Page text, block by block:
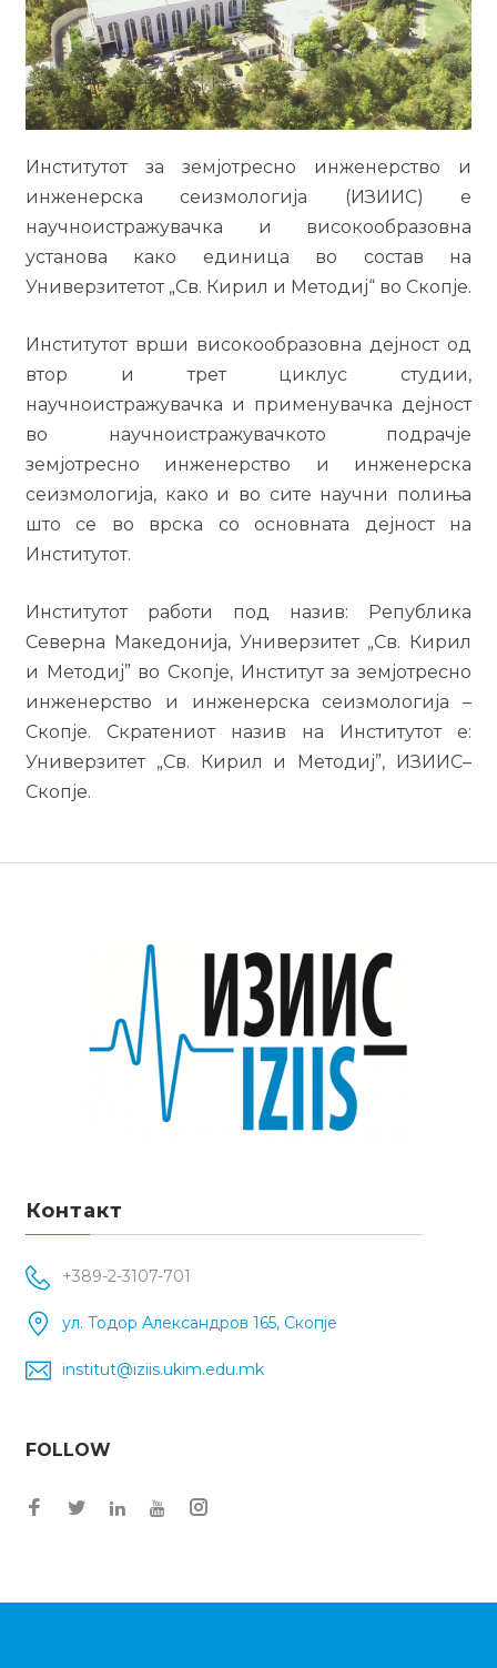
Институтот за земјотресно инженерство и
инженерска сеизмологија (ИЗИИС) е
научноистражувачка и високообразовна
установа како единица во состав на
Универзитетот „Св. Кирил и Методиј“ во Скопје.
Институтот врши високообразовна дејност од
втор и трет циклус студии,
научноистражувачка и применувачка дејност
во научноистражувачкото подрачје
земјотресно инженерство и инженерска
сеизмологија, како и во сите научни полиња
што се во врска со основната дејност на
Институтот.
Институтот работи под назив: Република
Северна Македонија, Универзитет „Св. Кирил
и Методиј” во Скопје, Институт за земјотресно
инженерство и инженерска сеизмологија –
Скопје. Скратениот назив на Институтот е:
Универзитет „Св. Кирил и Методиј”, ИЗИИС–
Скопје.
Контакт
+389-2-3107-701
ул. Тодор Александров 165, Скопје
institut@iziis.ukim.edu.mk
FOLLOW